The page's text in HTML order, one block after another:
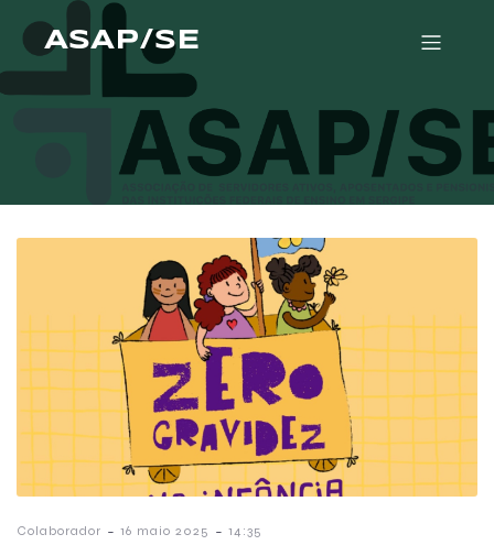
ASAP/SE
Colaborador - 16 maio 2025 - 14:35